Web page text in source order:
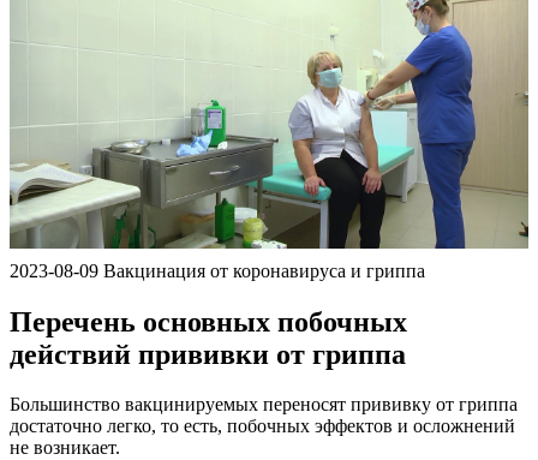
2023-08-09 Вакцинация от коронавируса и гриппа
Перечень основных побочных
действий прививки от гриппа
Большинство вакцинируемых переносят прививку от гриппа
достаточно легко, то есть, побочных эффектов и осложнений
не возникает.